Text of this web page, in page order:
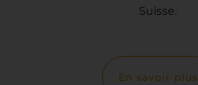
Suisse.
En savoir plus